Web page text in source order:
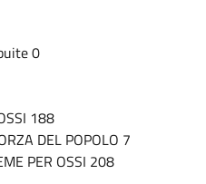
0
188
DEL POPOLO 7
PER OSSI 208